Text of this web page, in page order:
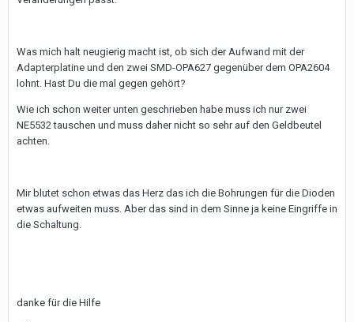
Was mich halt neugierig macht ist, ob sich der Aufwand mit der
Adapterplatine und den zwei SMD-OPA627 gegenüber dem OPA2604
lohnt. Hast Du die mal gegen gehört?
Wie ich schon weiter unten geschrieben habe muss ich nur zwei
NE5532 tauschen und muss daher nicht so sehr auf den Geldbeutel
achten.
Mir blutet schon etwas das Herz das ich die Bohrungen für die Dioden
etwas aufweiten muss. Aber das sind in dem Sinne ja keine Eingriffe in
die Schaltung.
danke für die Hilfe